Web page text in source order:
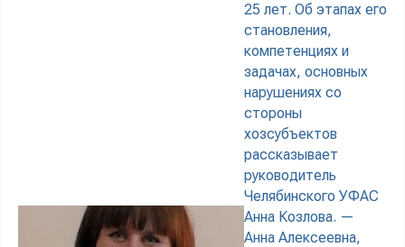
25 лет. Об этапах его
становления,
компетенциях и
задачах, основных
нарушениях со
стороны
хозсубъектов
рассказывает
руководитель
Челябинского УФАС
Анна Козлова. —
Анна Алексеевна,